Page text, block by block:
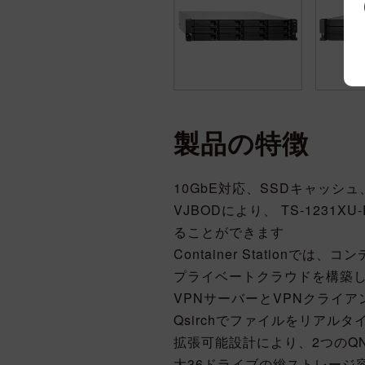
製品の特徴
10GbE対応、SSDキャッシ
VJBODにより、 TS-
ることができます
Container Stationでは、コン
プライベートクラウドを構築
VPNサーバーとVPNクライア
Qsirchでファイルをリアルタ
拡張可能設計により、2つの